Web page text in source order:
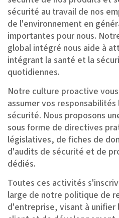
sécurité au travail de nos
de l'environnement en
importantes pour nous.
global intégré nous aide à
intégrant la santé et la
quotidiennes.
Notre culture proactive
assumer vos
sécurité. Nous proposons
sous forme de directives
législatives, de fiches de
d'audits de sécurité et de
dédiés.
Toutes ces activités
large de notre politique de
d'entreprise, visant à